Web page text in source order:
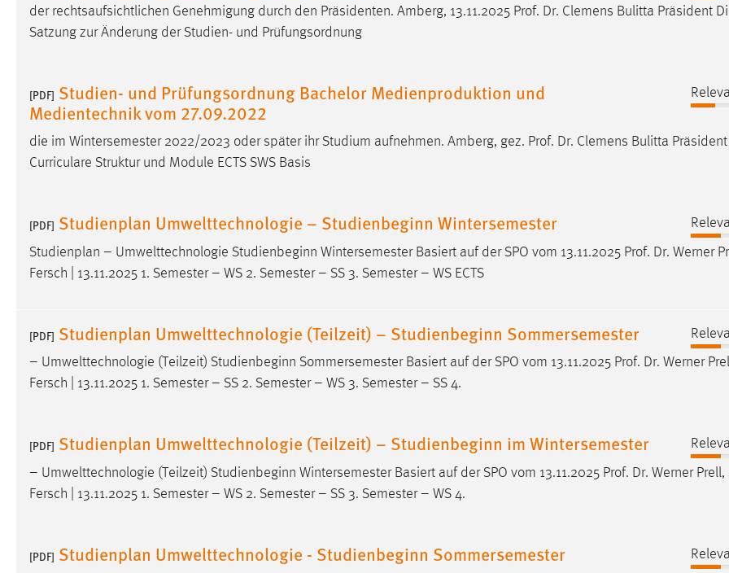
der rechtsaufsichtlichen Genehmigung durch den Präsidenten. Amberg, 13.11.2025 Prof. Dr. Clemens Bulitta Präsident
Satzung zur Änderung der Studien- und Prüfungsordnung
[PDF] Studien- und Prüfungsordnung Bachelor Medienproduktion und
Medientechnik vom 27.09.2022
die im Wintersemester 2022/2023 oder später ihr Studium aufnehmen. Amberg, gez. Prof. Dr. Clemens Bulitta Präsident
Curriculare Struktur und Module ECTS SWS Basis
[PDF] Studienplan Umwelttechnologie – Studienbeginn Wintersemester
Studienplan – Umwelttechnologie Studienbeginn Wintersemester Basiert auf der SPO vom 13.11.2025 Prof. Dr. Werner
Fersch | 13.11.2025 1. Semester – WS 2. Semester – SS 3. Semester – WS ECTS
[PDF] Studienplan Umwelttechnologie (Teilzeit) – Studienbeginn Sommersemester
– Umwelttechnologie (Teilzeit) Studienbeginn Sommersemester Basiert auf der SPO vom 13.11.2025 Prof. Dr. Werner
Fersch | 13.11.2025 1. Semester – SS 2. Semester – WS 3. Semester – SS 4.
[PDF] Studienplan Umwelttechnologie (Teilzeit) – Studienbeginn im Wintersemester
– Umwelttechnologie (Teilzeit) Studienbeginn Wintersemester Basiert auf der SPO vom 13.11.2025 Prof. Dr. Werner Prell,
Fersch | 13.11.2025 1. Semester – WS 2. Semester – SS 3. Semester – WS 4.
[PDF] Studienplan Umwelttechnologie - Studienbeginn Sommersemester
Facebook Pixel
Name: _fbp
Zweck: Conversion-Tracking
Cookie Laufzeit: 3 Monate
Um Inhalte von Videoplattformen und Social Media
Plattformen anzeigen zu können, werden von diesen
externen Medien Cookies gesetzt.
Vimeo